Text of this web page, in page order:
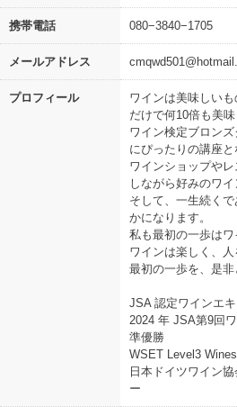
携帯電話 080−3840−1705
メールアドレス
プロフィール
ワインは美味しい
だけで何10倍も美味
ワイン検定ブロン
にぴったりの講座と
ワインショップや
しながら好みのワ
そして、一生続く
かになります。
私も最初の一歩はワ
ワインは楽しく、人
最初の一歩を、是非
JSA 認定ワインエ
2024 年 JSA第9回
準優勝
WSET Level3 Wines
日本ドイツワイン
ー